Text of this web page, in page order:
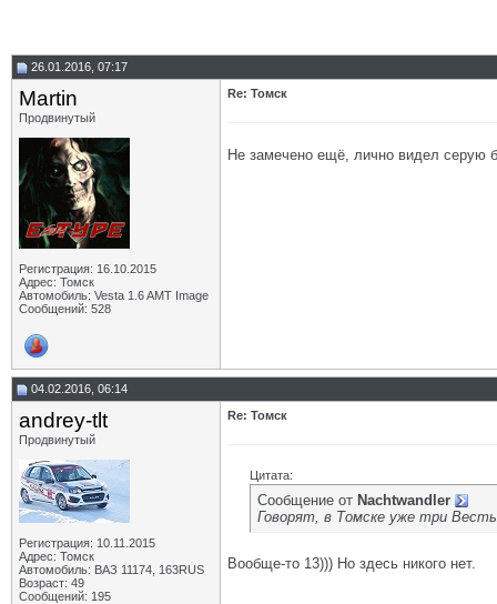
26.01.2016, 07:17
Martin
Продвинутый
Регистрация: 16.10.2015
Адрес: Томск
Автомобиль: Vesta 1.6 AMT Image
Сообщений: 528
Re: Томск
Не замечено ещё, лично видел серую
04.02.2016, 06:14
andrey-tlt
Продвинутый
Регистрация: 10.11.2015
Адрес: Томск
Автомобиль: ВАЗ 11174, 163RUS
Возраст: 49
Сообщений: 195
Re: Томск
Цитата:
Сообщение от Nachtwandler
Говорят, в Томске уже три
Вообще-то 13))) Но здесь никого нет.